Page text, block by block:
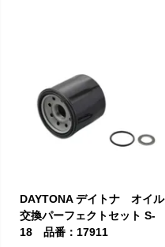
DAYTONA デイトナ オイル
交換パーフェクトセット S-
18 品番：17911